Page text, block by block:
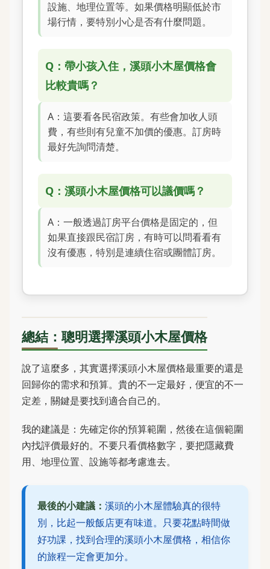
設施、地理位置等。如果價格明顯低於市
場行情，要特別小心是否有什麼問題。
Q：帶小孩入住，溪頭小木屋價格會
比較貴嗎？
A：這要看各民宿政策。有些會加收人頭
費，有些則有兒童不加價的優惠。訂房時
最好先詢問清楚。
Q：溪頭小木屋價格可以議價嗎？
A：一般透過訂房平台價格是固定的，但
如果直接跟民宿訂房，有時可以問看看有
沒有優惠，特別是連續住宿或團體訂房。
總結：聰明選擇溪頭小木屋價格
說了這麼多，其實選擇溪頭小木屋價格最重要的還是
回歸你的需求和預算。貴的不一定最好，便宜的不一
定差，關鍵是要找到適合自己的。
我的建議是：先確定你的預算範圍，然後在這個範圍
內找評價最好的。不要只看價格數字，要把隱藏費
用、地理位置、設施等都考慮進去。
最後的小建議： 溪頭的小木屋體驗真的很特
別，比起一般飯店更有味道。只要花點時間做
好功課，找到合理的溪頭小木屋價格，相信你
的旅程一定會更加分。